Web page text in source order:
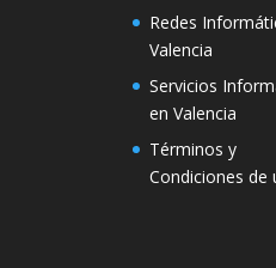
Redes
Valencia
Servicios
en Valencia
Términos y
Condiciones de